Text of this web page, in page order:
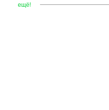
ещё! —————————